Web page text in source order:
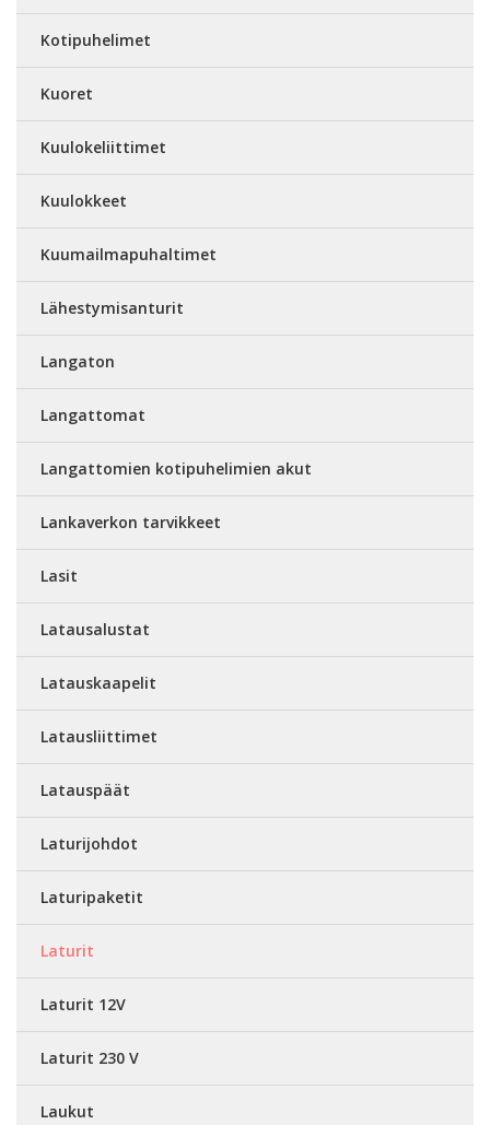
Kotipuhelimet
Kuoret
Kuulokeliittimet
Kuulokkeet
Kuumailmapuhaltimet
Lähestymisanturit
Langaton
Langattomat
Langattomien kotipuhelimien akut
Lankaverkon tarvikkeet
Lasit
Latausalustat
Latauskaapelit
Latausliittimet
Latauspäät
Laturijohdot
Laturipaketit
Laturit
Laturit 12V
Laturit 230 V
Laukut